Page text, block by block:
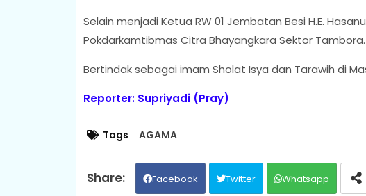
Selain menjadi Ketua RW 01 Jembatan Besi H.E.
Pokdarkamtibmas Citra Bhayangkara Sektor Tambora.
Bertindak sebagai imam Sholat Isya dan Tarawih di
Reporter: Supriyadi (Pray)
Tags AGAMA
Facebook Twitter Whatsapp